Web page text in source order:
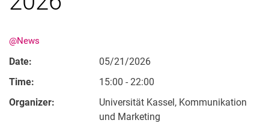
@News
Date:
05/21/2026
Time:
15:00 - 22:00
Organizer:
Universität Kassel, Kommunikation
und Marketing